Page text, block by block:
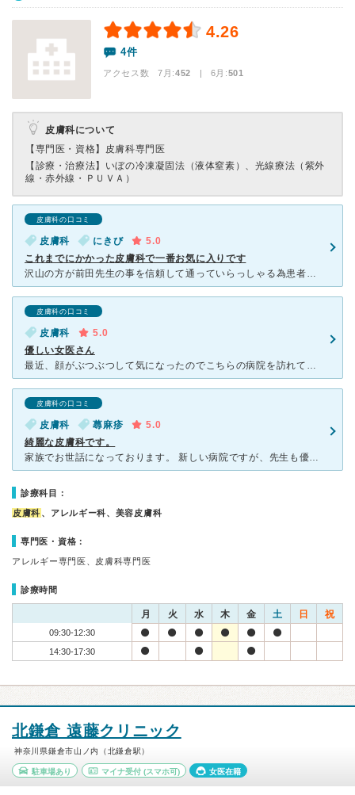
4.26
4件
アクセス数 7月:452 | 6月:501
皮膚科について
【専門医・資格】 皮膚科専門医
【診療・治療法】 いぼの冷凍凝固法（液体窒素）、光線療法（紫外
線・赤外線・ＰＵＶＡ）
皮膚科の口コミ
皮膚科 にきび
5.0
これまでにかかった皮膚科で一番お気に入りです
沢山の方が前田先生の事を信頼して通っていらっしゃる為患者さんは常日頃から多いですが、web予約をしてから行くと待ち時間はさほど長くありません。 10分前後といったところでしょうか？ 肝心の治療につ
皮膚科の口コミ
皮膚科
5.0
優しい女医さん
最近、顔がぶつぶつして気になったのでこちらの病院を訪れてみました。駅からは遠いので、家族に車で送ってもらいました。病院は新しいのでとてもキレイでした。院内はかなり混雑していて、かなり密ではありました。
皮膚科の口コミ
皮膚科 蕁麻疹
5.0
綺麗な皮膚科です。
家族でお世話になっております。 新しい病院ですが、先生も優しくて、子供の足のイボの治療やアトピー性皮膚炎、蕁麻疹と、色々、診ていただいています。 質問にも、丁寧に答えてくださいます。 Web
診療科目：
皮膚科 、アレルギー科、美容皮膚科
専門医・資格：
アレルギー専門医、皮膚科専門医
診療時間
月 火 水 木 金 土 日 祝
09:30-12:30
14:30-17:30
北鎌倉 遠藤クリニック
神奈川県鎌倉市山ノ内（北鎌倉駅）
駐車場あり マイナ受付(スマホ可) 女医在籍